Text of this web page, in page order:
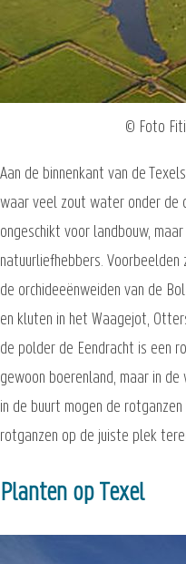
© Foto
Aan de binnenkant van de
waar veel zout water onder de
ongeschikt voor landbouw,
natuurliefhebbers. Voorbeelden
de orchideeënweiden van de
en kluten in het Waagejot,
de polder de Eendracht is een
gewoon boerenland, maar in
in de buurt mogen de
rotganzen op de juiste plek
Planten op Texel